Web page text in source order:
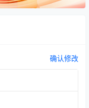
确认修改